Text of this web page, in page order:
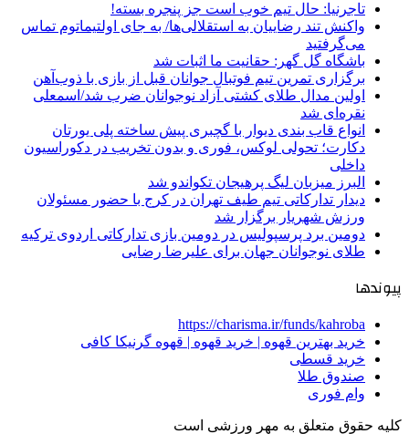
تاجرنیا: حال تیم خوب است جز پنجره بسته!
واکنش تند رضاییان به استقلالی‌ها/ به جای اولتیماتوم تماس
می‌گرفتید
باشگاه گل گهر: حقانیت ما اثبات شد
برگزاری تمرین تیم فوتبال جوانان قبل از بازی با ذوب‌آهن
اولین مدال طلای کشتی آزاد نوجوانان ضرب شد/اسمعلی
نقره‌ای شد
انواع قاب بندی دیوار با گچبری پیش ساخته پلی یورتان
دکارت؛ تحولی لوکس، فوری و بدون تخریب در دکوراسیون
داخلی
البرز میزبان لیگ پرهیجان تکواندو شد
دیدار تدارکاتی تیم طیف تهران در کرج با حضور مسئولان
ورزش شهریار برگزار شد
دومین برد پرسپولیس در دومین بازی تدارکاتی اردوی ترکیه
طلای نوجوانان جهان برای علیرضا رضایی
پیوندها
https://charisma.ir/funds/kahroba
خرید بهترین قهوه | خرید قهوه | قهوه گرنیکا کافی
خرید قسطی
صندوق طلا
وام فوری
کلیه حقوق متعلق به مهر ورزشی است